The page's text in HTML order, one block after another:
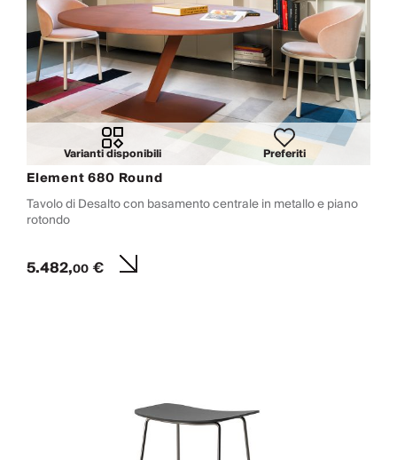
Varianti disponibili Preferiti
Element 680 Round
Tavolo di Desalto con basamento centrale in metallo e piano
rotondo
5.482,00€